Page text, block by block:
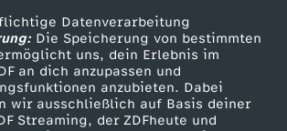
Datenverarbeitung
Die Speicherung von bestimmten
uns, dein Erlebnis im
an dich anzupassen und
anzubieten. Dabei
wir ausschließlich auf Basis deiner
Streaming, der ZDFheute und
Zuschauerservice
Hilfe